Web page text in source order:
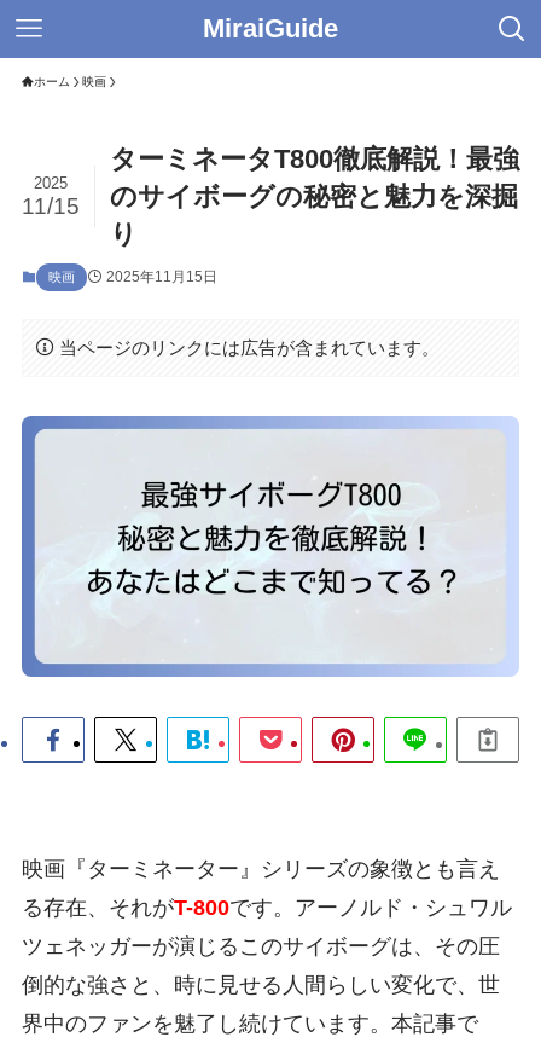
MiraiGuide
ホーム 映画
ターミネータT800徹底解説！最強
のサイボーグの秘密と魅力を深掘
り
2025
11/15
映画 2025年11月15日
当ページのリンクには広告が含まれています。
映画『ターミネーター』シリーズの象徴とも言え
る存在、それがT-800です。アーノルド・シュワル
ツェネッガーが演じるこのサイボーグは、その圧
倒的な強さと、時に見せる人間らしい変化で、世
界中のファンを魅了し続けています。本記事で